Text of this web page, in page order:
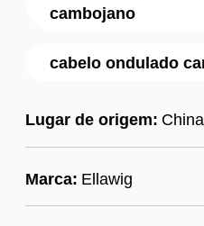
cambojano
cabelo ondulado
Lugar de origem: China
Marca: Ellawig